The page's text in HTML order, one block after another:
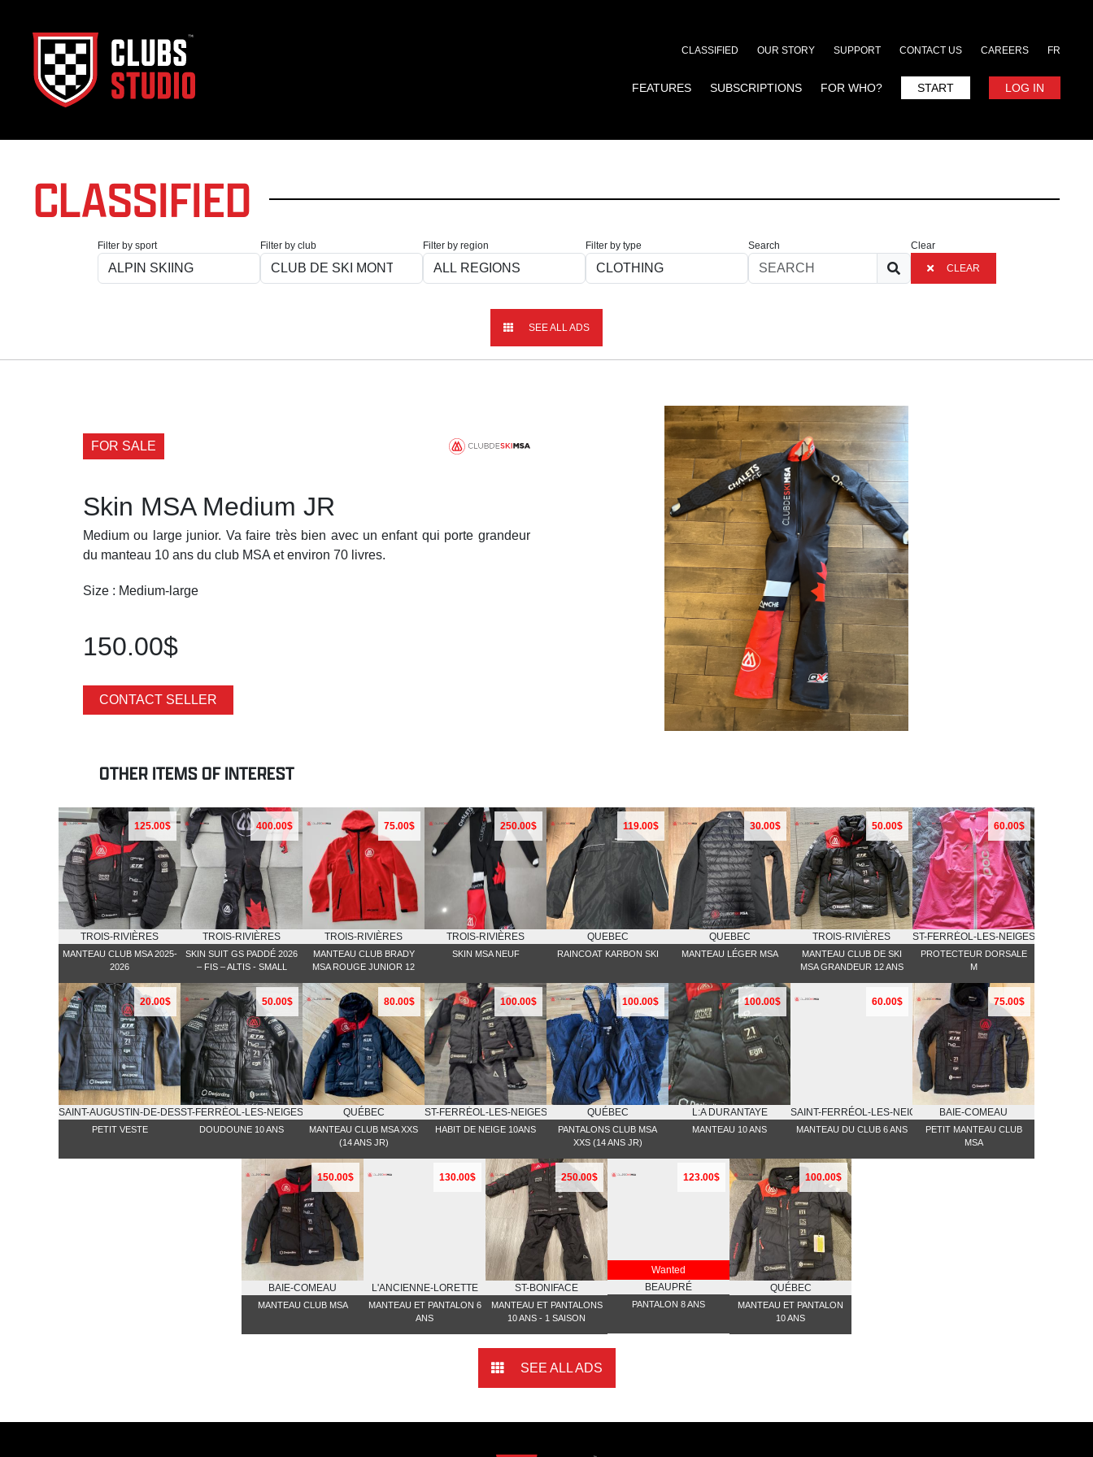
CLASSIFIED OUR STORY SUPPORT CONTACT US CAREERS FR
FEATURES SUBSCRIPTIONS FOR WHO? START LOG IN
CLASSIFIED
Filter by sport Filter by club Filter by region Filter by type Search
Clear
CLEAR
SEE ALL ADS
FOR SALE
Skin MSA Medium JR
Medium ou large junior. Va faire très bien avec un enfant qui porte grandeur
du manteau 10 ans du club MSA et environ 70 livres.
Size : Medium-large
150.00$
CONTACT SELLER
OTHER ITEMS OF INTEREST
125.00$
TROIS-RIVIÈRES
MANTEAU CLUB MSA 2025-
2026
400.00$
TROIS-RIVIÈRES
SKIN SUIT GS PADDÉ 2026
– FIS – ALTIS - SMALL
75.00$
TROIS-RIVIÈRES
MANTEAU CLUB BRADY
MSA ROUGE JUNIOR 12
250.00$
TROIS-RIVIÈRES
SKIN MSA NEUF
119.00$
QUEBEC
RAINCOAT KARBON SKI
30.00$
QUEBEC
MANTEAU LÉGER MSA
50.00$
TROIS-RIVIÈRES
MANTEAU CLUB DE SKI
MSA GRANDEUR 12 ANS
60.00$
ST-FERRĖOL-LES-NEIGES
PROTECTEUR DORSALE
M
20.00$
SAINT-AUGUSTIN-DE-DESMAURES
PETIT VESTE
50.00$
ST-FERRĖOL-LES-NEIGES
DOUDOUNE 10 ANS
80.00$
QUÉBEC
MANTEAU CLUB MSA XXS
(14 ANS JR)
100.00$
ST-FERRĖOL-LES-NEIGES
HABIT DE NEIGE 10ANS
100.00$
QUÉBEC
PANTALONS CLUB MSA
XXS (14 ANS JR)
100.00$
L:A DURANTAYE
MANTEAU 10 ANS
60.00$
SAINT-FERRÉOL-LES-NEIGES
MANTEAU DU CLUB 6 ANS
75.00$
BAIE-COMEAU
PETIT MANTEAU CLUB
MSA
150.00$
BAIE-COMEAU
MANTEAU CLUB MSA
130.00$
L'ANCIENNE-LORETTE
MANTEAU ET PANTALON 6
ANS
250.00$
ST-BONIFACE
MANTEAU ET PANTALONS
10 ANS - 1 SAISON
123.00$
Wanted
BEAUPRÉ
PANTALON 8 ANS
100.00$
QUÉBEC
MANTEAU ET PANTALON
10 ANS
SEE ALL ADS